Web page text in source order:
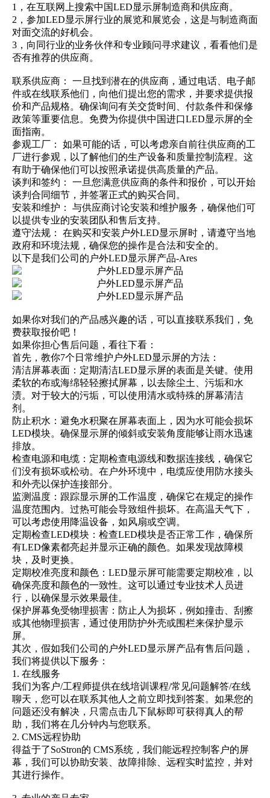
1，在互联网上搜索中国LED显示屏制造商和供应商。
2，参加LED显示屏行业的展览和展览会，这是与制造商面
对面交流的好机会。
3，向同行业的业务伙伴和专业顾问寻求建议，看看他们是
否有推荐的供应商。
联系供应商： 一旦找到潜在的供应商，通过电话、电子邮
件或在线联系他们，向他们提出您的需求，并要求提供报
价和产品规格。确保询问有关交货时间、付款条件和保修
政策等重要信息。 免费为你提供中国进口LED显示屏的全
面指南。
参观工厂： 如果可能的话，可以考虑亲自前往供应商的工
厂进行参观，以了解他们的生产设备和质量控制流程。这
有助于确保他们可以按照承诺提供高质量的产品。
谈判和签约： 一旦您满意供应商的条件和报价，可以开始
谈判合同细节，并签署正式的购买合同。
安装和维护： 与供应商讨论安装和维护服务，确保他们可
以提供专业的安装团队和售后支持。
遵守法规： 在购买和安装户外LED显示屏时，请遵守当地
政府和环境法规，确保您的操作是合法和安全的。
以下是我们公司的户外LED显示屏产品-Ares
如果你对我们的产品感兴趣的话，可以直接联系我们，免
费获取报价吧！
如果你担心售后问题，看往下看：
首先，教你7个日常维护户外LED显示屏的方法：
清洁屏幕表面：定期清洁LED显示屏的表面是关键。使用
柔软的布或海绵轻轻擦拭屏幕，以去除尘土、污垢和水
渍。对于较大的污垢，可以使用清水或特殊的屏幕清洁
剂。
防止积水：避免水积聚在屏幕表面上，因为水可能会损坏
LED模块。确保显示屏的倾斜或安装角度能够让雨水迅速
排放。
检查电源和电缆：定期检查电源线和数据连接线，确保它
们没有损坏或松动。在户外环境中，电缆应使用防水接头
和外壳以保护连接部分。
监测温度：跟踪显示屏的工作温度，确保它在规定的操作
温度范围内。过热可能会导致组件损坏。在高温天气下，
可以考虑使用降温设备，如风扇或空调。
定期检查LED模块：检查LED模块是否正常工作，确保所
有LED像素都亮起并显示正确的颜色。如果发现故障模
块，及时更换。
定期校准亮度和颜色：LED显示屏可能需要定期校准，以
确保亮度和颜色的一致性。这可以通过专业技术人员进
行，以确保显示效果最佳。
保护屏幕免受物理损害：防止人为损坏，例如撞击、刮擦
或其他物理损害，通过使用防护外壳或围栏来保护显示
屏。
其次，假如我们公司的户外LED显示屏产品有售后问题，
我们将提供以下服务：
1. 在线服务
我们为客户/工程师提供在线培训课程/常见问题解答/在线
聊天，您可以在联系其他人之前立即找到答案。如果您的
问题还没有解决，只需点击几下鼠标即可获得真人的帮
助，我们将在几分钟内与您联系。
2. CMS远程协助
得益于了SoStron的 CMS系统，我们能远程控制客户的屏
幕，我们可以协助安装、故障排除、远程实时监控，并对
其进行操作。